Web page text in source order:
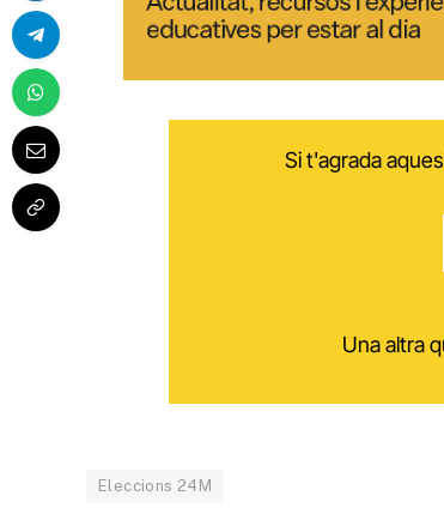
Si t'agrada
Una altra
Eleccions 24M